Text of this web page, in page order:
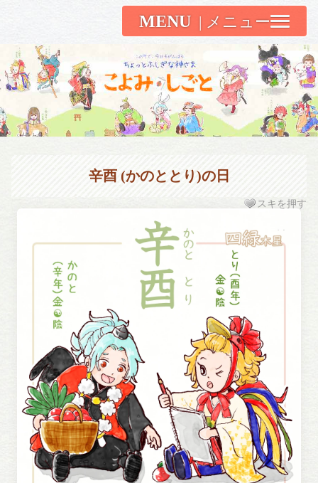
MENU
こよみしごと〔和原ハト〕
辛酉 (かのととり)の日
スキを押す